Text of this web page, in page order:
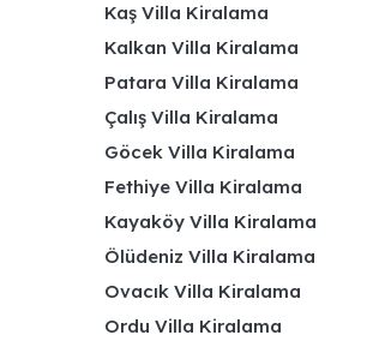
Kaş Villa Kiralama
Kalkan Villa Kiralama
Patara Villa Kiralama
Çalış Villa Kiralama
Göcek Villa Kiralama
Fethiye Villa Kiralama
Kayaköy Villa Kiralama
Ölüdeniz Villa Kiralama
Ovacık Villa Kiralama
Ordu Villa Kiralama